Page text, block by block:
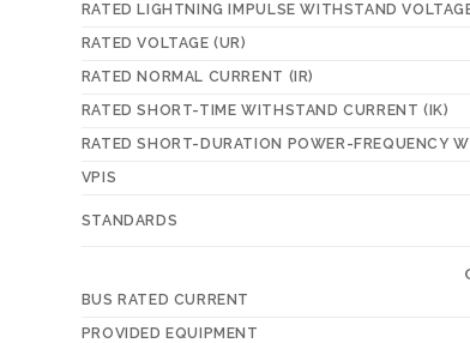
RATED LIGHTNING IMPULSE WITHSTAND
RATED VOLTAGE (UR)
RATED NORMAL CURRENT (IR)
RATED SHORT-TIME WITHSTAND CURRENT (IK)
RATED SHORT-DURATION POWER-FREQUENCY
VPIS
STANDARDS
BUS RATED CURRENT
PROVIDED EQUIPMENT